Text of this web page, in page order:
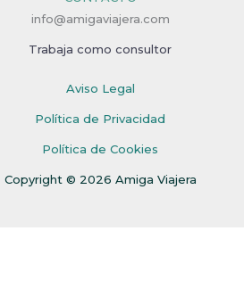
info@amigaviajera.com
Trabaja como consultor
Aviso Legal
Política de Privacidad
Política de Cookies
Copyright © 2026 Amiga Viajera